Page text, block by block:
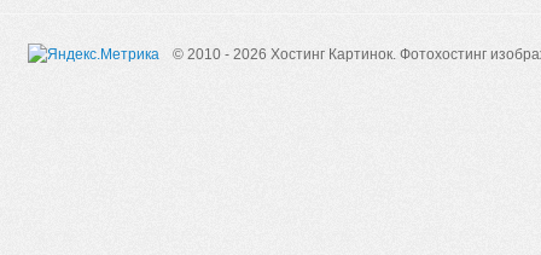
© 2010 - 2026 Хостинг Картинок. Фотохостинг